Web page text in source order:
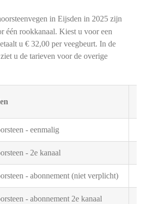
in Eijsden in 2025 zijn
één rookkanaal. Kiest u voor een
u € 32,00 per veegbeurt. In de
u de tarieven voor de overige
- eenmalig
- 2e kanaal
- abonnement (niet verplicht)
- abonnement 2e kanaal